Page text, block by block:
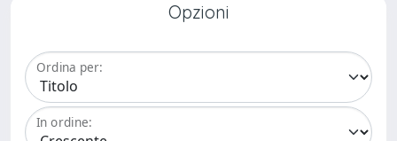
Opzioni
Ordina per:
In ordine: